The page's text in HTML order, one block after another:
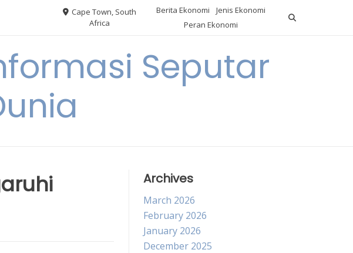
Cape Town, South
Africa
Berita Ekonomi
Jenis Ekonomi
Peran Ekonomi
Seputar
Archives
March 2026
February 2026
January 2026
December 2025